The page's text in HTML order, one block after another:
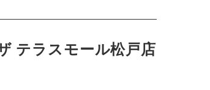
テラスモール松戸店